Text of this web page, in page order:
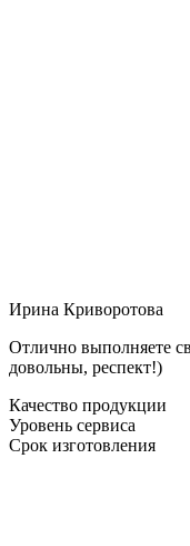
Ирина Криворотова
Отлично выполняете
довольны, респект!)
Качество продукции
Уровень сервиса
Срок изготовления